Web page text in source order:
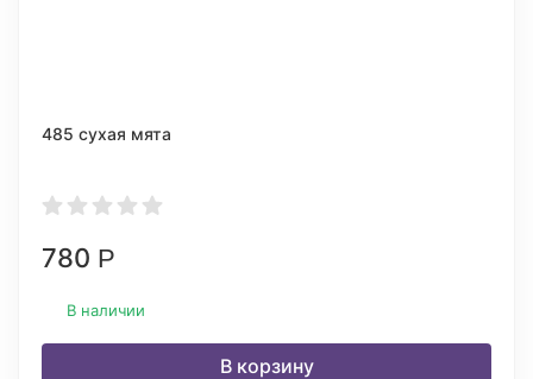
485 сухая мята
780 Р
В наличии
В корзину